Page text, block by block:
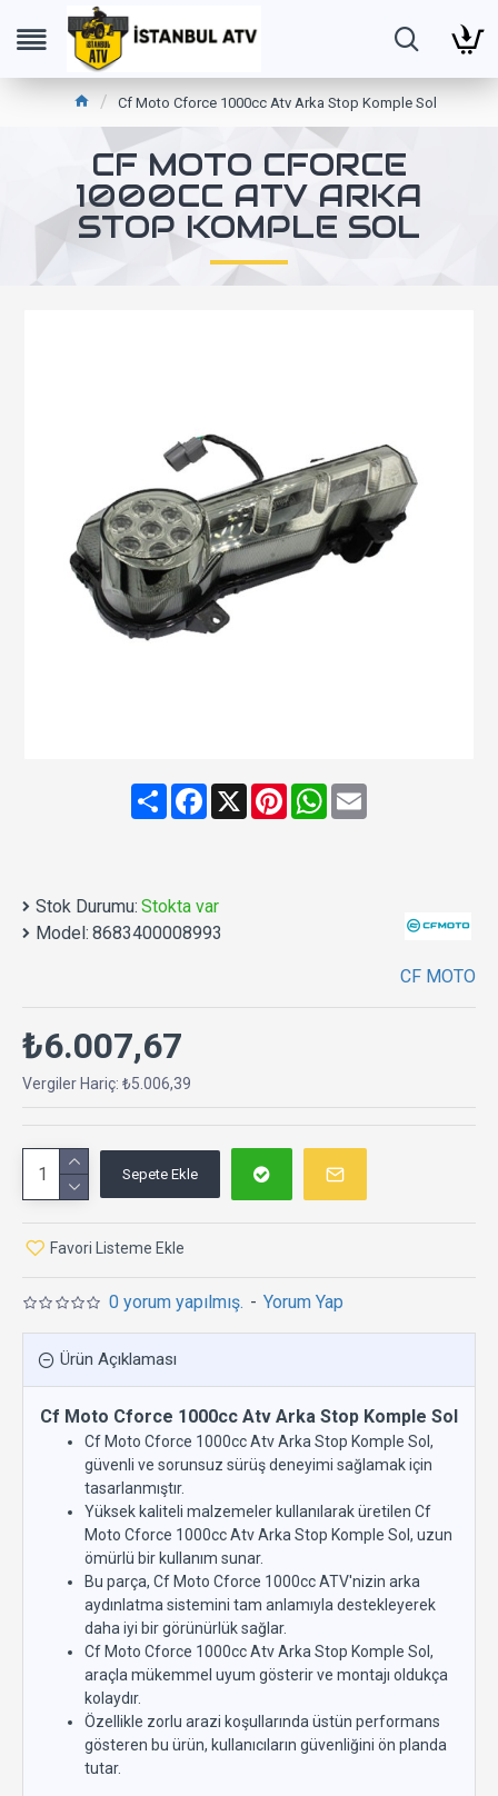
Cf Moto Cforce 1000cc Atv Arka Stop Komple Sol
CF MOTO CFORCE
1000CC ATV ARKA
STOP KOMPLE SOL
ShareFacebook
X PinterestWhatsApp
Email
Stok Durumu: Stokta var
Model: 8683400008993
CF MOTO
0 yorum yapılmış. - Yorum Yap
₺6.007,67
Vergiler Hariç: ₺5.006,39
Sepete Ekle
Favori Listeme Ekle
Ürün Açıklaması
Cf Moto Cforce 1000cc Atv Arka Stop Komple Sol
Cf Moto Cforce 1000cc Atv Arka Stop Komple Sol,
güvenli ve sorunsuz sürüş deneyimi sağlamak için
tasarlanmıştır.
Yüksek kaliteli malzemeler kullanılarak üretilen Cf
Moto Cforce 1000cc Atv Arka Stop Komple Sol, uzun
ömürlü bir kullanım sunar.
Bu parça, Cf Moto Cforce 1000cc ATV'nizin arka
aydınlatma sistemini tam anlamıyla destekleyerek
daha iyi bir görünürlük sağlar.
Cf Moto Cforce 1000cc Atv Arka Stop Komple Sol,
araçla mükemmel uyum gösterir ve montajı oldukça
kolaydır.
Özellikle zorlu arazi koşullarında üstün performans
gösteren bu ürün, kullanıcıların güvenliğini ön planda
tutar.